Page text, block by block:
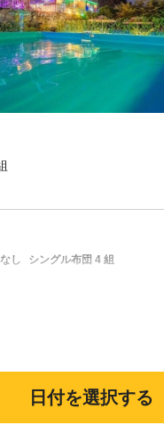
し
シングル布団 4 組
日付を選択する